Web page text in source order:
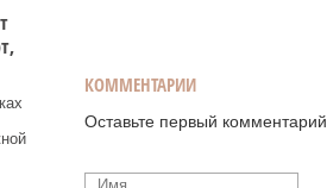
КОММЕНТАРИИ
Оставьте первый комментарий